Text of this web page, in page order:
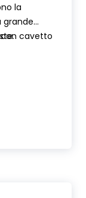
la
grande
cavetto